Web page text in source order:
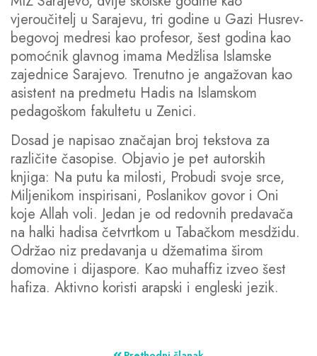
vjeroučitelj u Sarajevu, tri godine u Gazi Husrev-
begovoj medresi kao profesor, šest godina kao
pomoćnik glavnog imama Medžlisa Islamske
zajednice Sarajevo. Trenutno je angažovan kao
asistent na predmetu Hadis na Islamskom
pedagoškom fakultetu u Zenici.
Dosad je napisao značajan broj tekstova za
različite časopise. Objavio je pet autorskih
knjiga: Na putu ka milosti, Probudi svoje srce,
Miljenikom inspirisani, Poslanikov govor i Oni
koje Allah voli. Jedan je od redovnih predavača
na halki hadisa četvrtkom u Tabačkom mesdžidu.
Održao niz predavanja u džematima širom
domovine i dijaspore. Kao muhaffiz izveo šest
hafiza. Aktivno koristi arapski i engleski jezik.